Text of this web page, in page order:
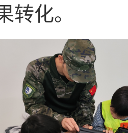
转化。